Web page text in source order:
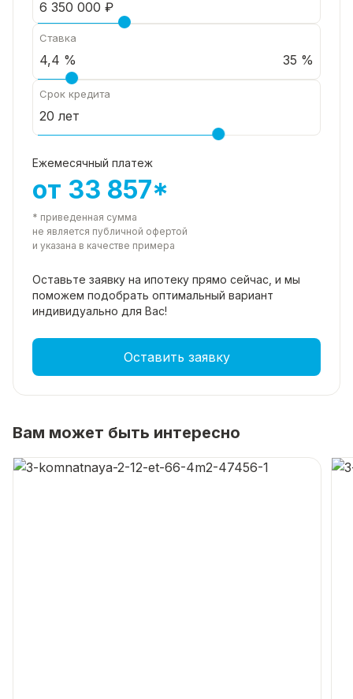
Ставка
35 %
Срок кредита
Ежемесячный платеж
от 33 857*
* приведенная сумма
не является публичной офертой
и указана в качестве примера
Оставьте заявку на ипотеку прямо сейчас, и мы
поможем подобрать оптимальный вариант
индивидуально для Вас!
Оставить заявку
Вам может быть интересно